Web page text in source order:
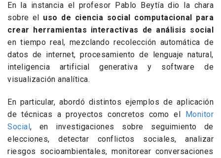
En la instancia el profesor Pablo Beytía dio la chara
sobre el uso de ciencia social computacional para
crear herramientas interactivas de análisis social
en tiempo real, mezclando recolección automática de
datos de internet, procesamiento de lenguaje natural,
inteligencia artificial generativa y software de
visualización analítica.
En particular, abordó distintos ejemplos de aplicación
de técnicas a proyectos concretos como el Monitor
Social, en investigaciones sobre seguimiento de
elecciones, detectar conflictos sociales, analizar
riesgos socioambientales, monitorear conversaciones